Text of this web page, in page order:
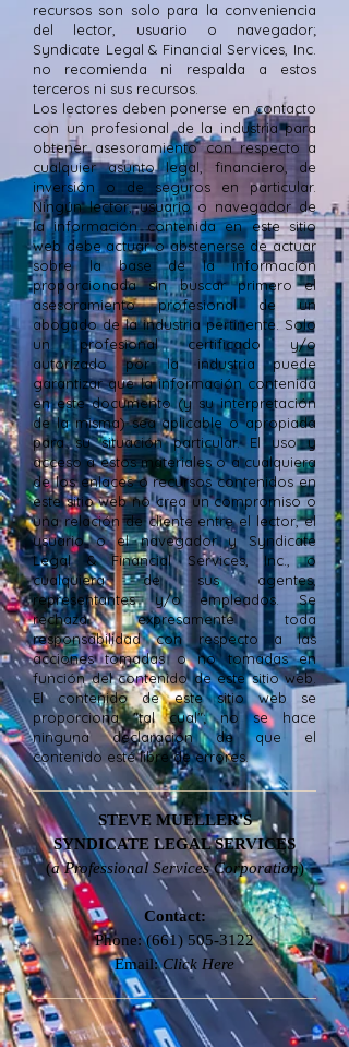
recursos son solo para la conveniencia
del lector, usuario o navegador;
Syndicate Legal & Financial Services, Inc.
no recomienda ni respalda a estos
terceros ni sus recursos.
Los lectores deben ponerse en contacto
con un profesional de la industria para
obtener asesoramiento con respecto a
cualquier asunto legal, financiero, de
inversión o de seguros en particular.
Ningún lector, usuario o navegador de
la información contenida en este sitio
web debe actuar o abstenerse de actuar
sobre la base de la información
proporcionada sin buscar primero el
asesoramiento profesional de un
abogado de la industria pertinente. Solo
un profesional certificado y/o
autorizado por la industria puede
garantizar que la información contenida
en este documento (y su interpretación
de la misma) sea aplicable o apropiada
para su situación particular. El uso y
acceso a estos materiales o a cualquiera
de los enlaces o recursos contenidos en
este sitio web no crea un compromiso o
una relación de cliente entre el lector, el
usuario o el navegador y Syndicate
Legal & Financial Services, Inc., o
cualquiera de sus agentes,
representantes y/o empleados. Se
rechaza expresamente toda
responsabilidad con respecto a las
acciones tomadas o no tomadas en
función del contenido de este sitio web.
El contenido de este sitio web se
proporciona "tal cual"; no se hace
ninguna declaración de que el
contenido esté libre de errores.
STEVE MUELLER'S
SYNDICATE LEGAL SERVICES
(a Professional Services Corporation)​
Contact:
Phone:(661) 505-3122
Email: Click Here